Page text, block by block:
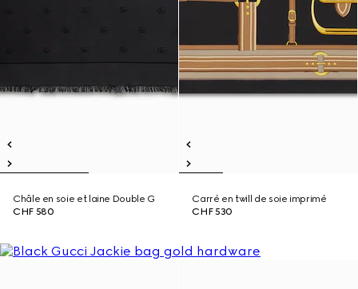
Châle en soie et laine Double G
CHF 580
Carré en twill de soie imprimé
CHF 530